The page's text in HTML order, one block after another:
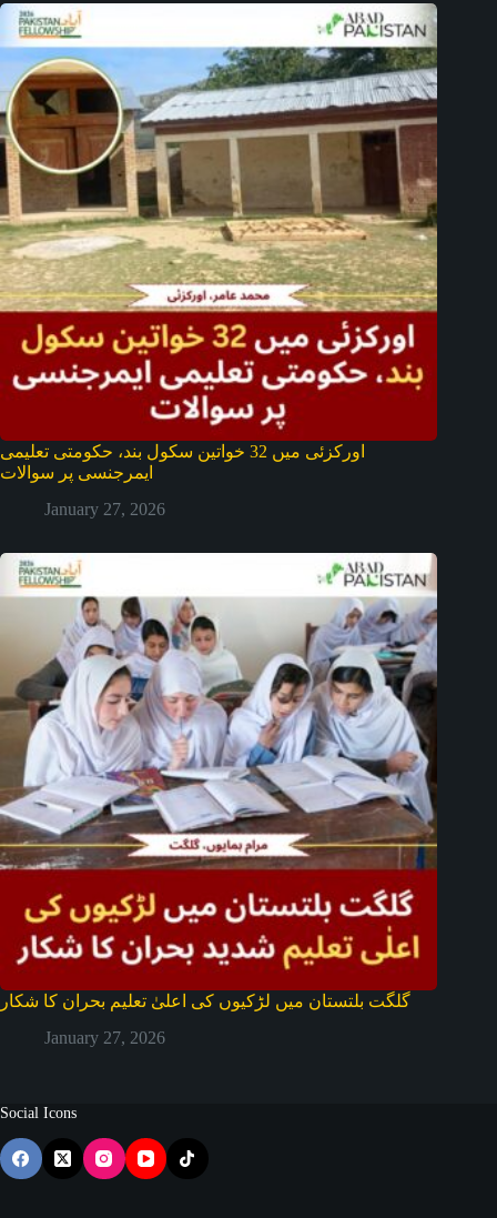
اورکزئی میں 32 خواتین سکول بند، حکومتی تعلیمی
ایمرجنسی پر سوالات
January 27, 2026
گلگت بلتستان میں لڑکیوں کی اعلیٰ تعلیم بحران کا شکار
January 27, 2026
Social Icons